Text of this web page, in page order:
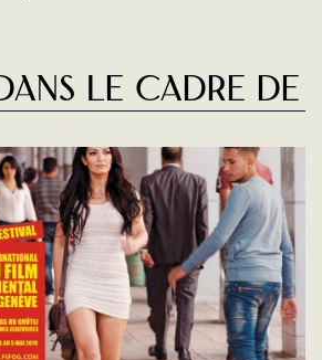
le cadre de